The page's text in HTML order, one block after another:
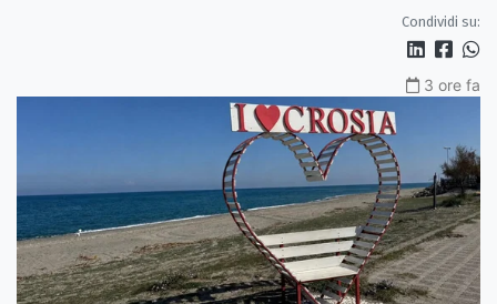
Condividi su:
3 ore fa